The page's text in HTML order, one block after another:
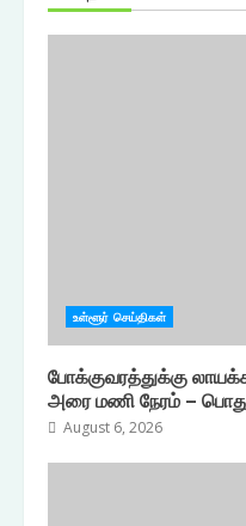
உள்ளூர் செய்திகள்
போக்குவரத்துக்கு
அரை மணி நேரம் –
August 6, 2026